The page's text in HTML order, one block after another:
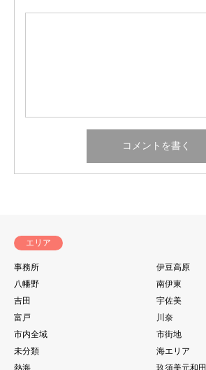
エリア
事務所
伊豆高原
八幡野
南伊東
吉田
宇佐美
富戸
川奈
市内全域
市街地
未分類
海エリア
熱海
玖須美元和田